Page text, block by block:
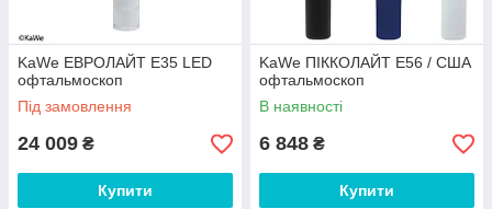
KaWe EВРОЛАЙТ E35 LED
офтальмоскоп
Під замовлення
24 009 ₴
Купити
KaWe ПІККОЛАЙТ E56 / США
офтальмоскоп
В наявності
6 848 ₴
Купити